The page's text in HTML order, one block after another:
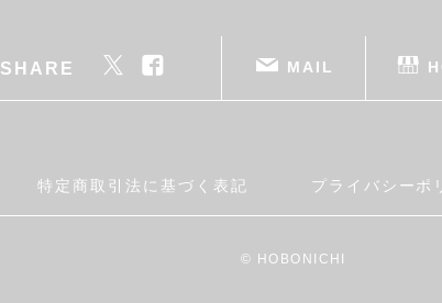
SHARE MAIL
特定商取引法に基づく表記 プライバシーポ
© HOBONICHI